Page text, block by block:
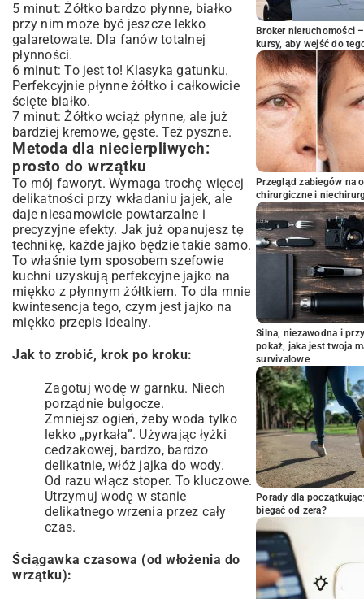
5 minut: Żółtko bardzo płynne, białko
przy nim może być jeszcze lekko
galaretowate. Dla fanów totalnej
płynności.
6 minut: To jest to! Klasyka gatunku.
Perfekcyjnie płynne żółtko i całkowicie
ścięte białko.
7 minut: Żółtko wciąż płynne, ale już
bardziej kremowe, gęste. Też pyszne.
Metoda dla niecierpliwych:
prosto do wrzątku
To mój faworyt. Wymaga trochę więcej
delikatności przy wkładaniu jajek, ale
daje niesamowicie powtarzalne i
precyzyjne efekty. Jak już opanujesz tę
technikę, każde jajko będzie takie samo.
To właśnie tym sposobem szefowie
kuchni uzyskują perfekcyjne jajko na
miękko z płynnym żółtkiem. To dla mnie
kwintesencja tego, czym jest jajko na
miękko przepis idealny.
Jak to zrobić, krok po kroku:
Zagotuj wodę w garnku. Niech
porządnie bulgocze.
Zmniejsz ogień, żeby woda tylko
lekko „pyrkała”. Używając łyżki
cedzakowej, bardzo, bardzo
delikatnie, włóż jajka do wody.
Od razu włącz stoper. To kluczowe.
Utrzymuj wodę w stanie
delikatnego wrzenia przez cały
czas.
Ściągawka czasowa (od włożenia do
wrzątku):
Broker nieruchomości
kursy, aby wejść do
Przegląd zabiegów na
chirurgiczne i
Silna, niezawodna i
pokaż, jaka jest twoja
survivalowe
Porady dla
biegać od zera?